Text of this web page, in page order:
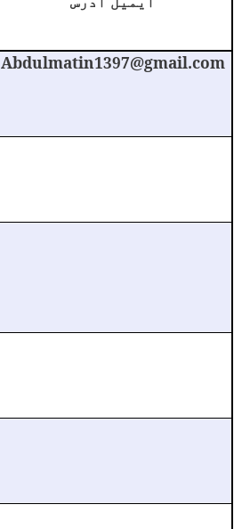
Abdulmatin1397@gmail.com